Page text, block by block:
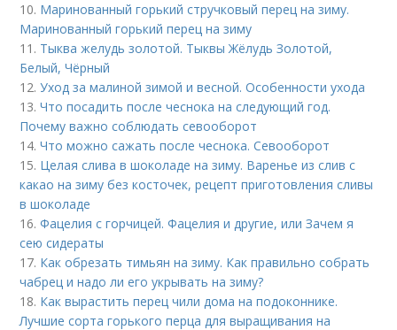
10. Маринованный горький стручковый перец на зиму.
Маринованный горький перец на зиму
11. Тыква желудь золотой. Тыквы Жёлудь Золотой,
Белый, Чёрный
12.Уход за малиной зимой и весной. Особенности ухода
13.Что посадить после чеснока на следующий год.
Почему важно соблюдать севооборот
14.Что можно сажать после чеснока. Севооборот
15. Целая слива в шоколаде на зиму. Варенье из слив с
какао на зиму без косточек, рецепт приготовления сливы
в шоколаде
16.Фацелия с горчицей. Фацелия и другие, или Зачем я
сею сидераты
17. Как обрезать тимьян на зиму. Как правильно собрать
чабрец и надо ли его укрывать на зиму?
18. Как вырастить перец чили дома на подоконнике.
Лучшие сорта горького перца для выращивания на